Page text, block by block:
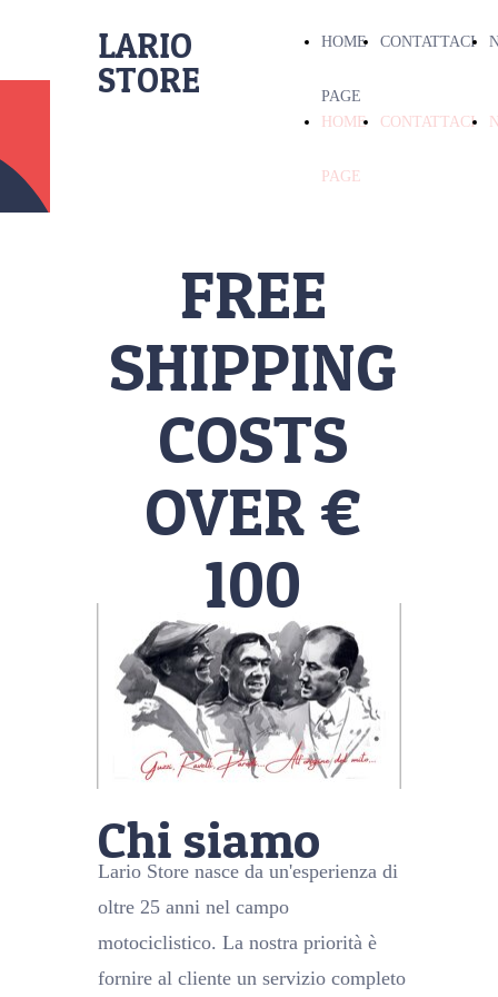
HOME
PAGE
CONTATTACI
LARIO
STORE
HOME
PAGE
CONTATTACI
FREE
SHIPPING
COSTS
OVER €
100
Chi siamo
Lario Store nasce da un'esperienza di
oltre 25 anni nel campo
motociclistico. La nostra priorità è
fornire al cliente un servizio completo